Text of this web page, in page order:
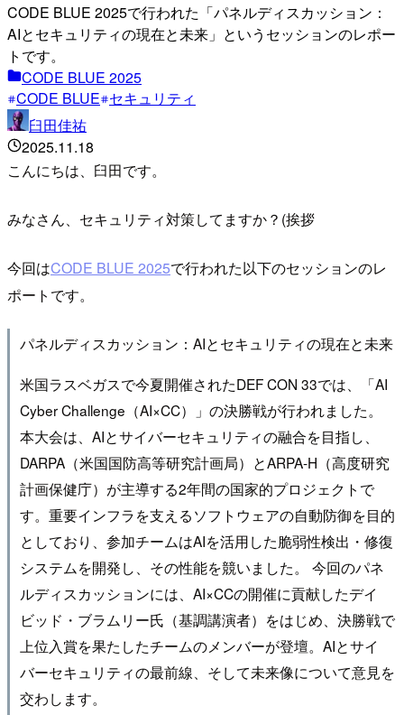
CODE BLUE 2025で行われた「パネルディスカッション：
AIとセキュリティの現在と未来」というセッションのレポー
トです。
CODE BLUE 2025
CODE BLUE セキュリティ
臼田佳祐
2025.11.18
こんにちは、臼田です。
みなさん、セキュリティ対策してますか？(挨拶
今回はCODE BLUE 2025で行われた以下のセッションのレ
ポートです。
パネルディスカッション：AIとセキュリティの現在と未来
米国ラスベガスで今夏開催されたDEF CON 33では、「AI
Cyber Challenge（AI×CC）」の決勝戦が行われました。
本大会は、AIとサイバーセキュリティの融合を目指し、
DARPA（米国国防高等研究計画局）とARPA-H（高度研究
計画保健庁）が主導する2年間の国家的プロジェクトで
す。重要インフラを支えるソフトウェアの自動防御を目的
としており、参加チームはAIを活用した脆弱性検出・修復
システムを開発し、その性能を競いました。 今回のパネ
ルディスカッションには、AI×CCの開催に貢献したデイ
ビッド・ブラムリー氏（基調講演者）をはじめ、決勝戦で
上位入賞を果たしたチームのメンバーが登壇。AIとサイ
バーセキュリティの最前線、そして未来像について意見を
交わします。